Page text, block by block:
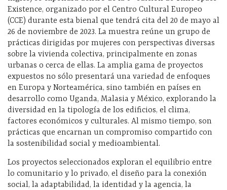
Existence, organizado por el Centro Cultural Europeo
(CCE) durante esta bienal que tendrá cita del 20 de mayo al
26 de noviembre de 2023. La muestra reúne un grupo de
prácticas dirigidas por mujeres con perspectivas diversas
sobre la vivienda colectiva, principalmente en zonas
urbanas o cerca de ellas. La amplia gama de proyectos
expuestos no sólo presentará una variedad de enfoques
en Europa y Norteamérica, sino también en países en
desarrollo como Uganda, Malasia y México, explorando la
diversidad en la tipología de los edificios, el clima,
factores económicos y culturales. Al mismo tiempo, son
prácticas que encarnan un compromiso compartido con
la sostenibilidad social y medioambiental.
Los proyectos seleccionados exploran el equilibrio entre
lo comunitario y lo privado, el diseño para la conexión
social, la adaptabilidad, la identidad y la agencia, la